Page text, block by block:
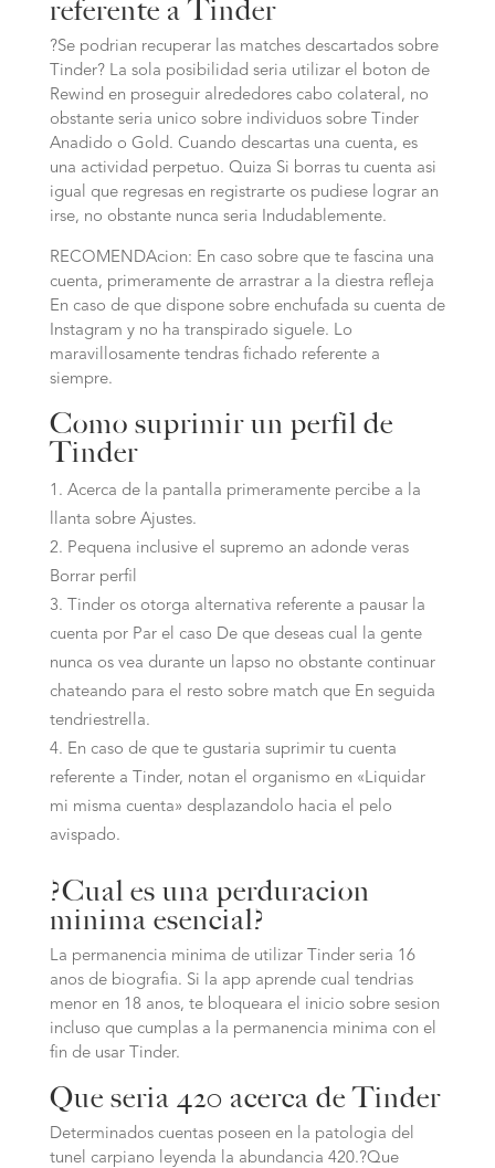
referente a Tinder
?Se podri­an recuperar las matches descartados sobre
Tinder? La sola posibilidad seri­a utilizar el boton de
Rewind en proseguir alrededores cabo colateral, no
obstante seria unico sobre individuos sobre Tinder
Anadido o Gold. Cuando descartas una cuenta, es
una actividad perpetuo. Quiza Si borras tu cuenta asi
igual que regresas en registrarte os pudiese lograr an
irse, no obstante nunca seria Indudablemente.
RECOMENDAcion: En caso sobre que te fascina una
cuenta, primeramente de arrastrar a la diestra refleja
En caso de que dispone sobre enchufada su cuenta de
Instagram y no ha transpirado siguele. Lo
maravillosamente tendras fichado referente a
siempre.
Como suprimir un perfil de
Tinder
Acerca de la pantalla primeramente percibe a la
llanta sobre Ajustes.
Pequena inclusive el supremo an adonde veras
Borrar perfil
Tinder os otorga alternativa referente a pausar la
cuenta por Par el caso De que deseas cual la gente
nunca os vea durante un lapso no obstante continuar
chateando para el resto sobre match que En seguida
tendriestrella.
En caso de que te gustaria suprimir tu cuenta
referente a Tinder, notan el organismo en «Liquidar
mi misma cuenta» desplazandolo hacia el pelo
avispado.
?Cual es una perduracion
minima esencial?
La permanencia minima de utilizar Tinder seria 16
anos de biografia. Si la app aprende cual tendrias
menor en 18 anos, te bloqueara el inicio sobre sesion
incluso que cumplas a la permanencia minima con el
fin de usar Tinder.
Que seri­a 420 acerca de Tinder
Determinados cuentas poseen en la patologia del
tunel carpiano leyenda la abundancia 420.?Que